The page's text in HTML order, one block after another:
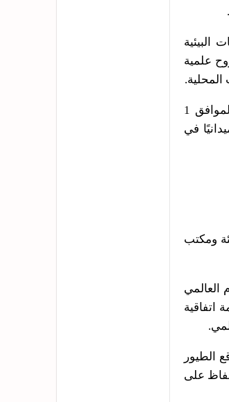
البيئية
علمية
ويأتي هذا النشاط امتدادًا للورشة العلمية النوعية التي أقامتها جمعية سقطرى للحياة الفطرية يوم أمس، الموافق 1
في
ومكتب
العالمي
الطيور
على